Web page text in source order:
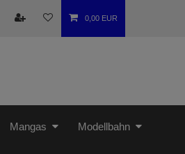
0,00 EUR
Mangas Modellbahn